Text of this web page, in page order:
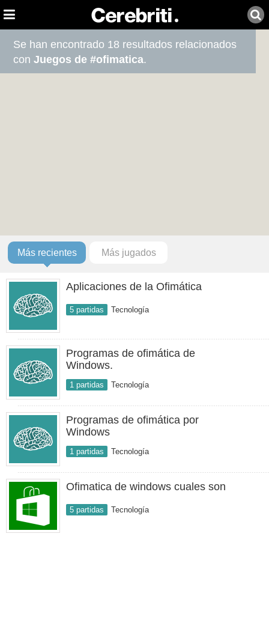
Se han encontrado 18 resultados relacionados
conJuegos de #ofimatica.
Más recientes Más jugados
Aplicaciones de la Ofimática
5 partidas Tecnología
Programas de ofimática de
Windows.
1 partidas Tecnología
Programas de ofimática por
Windows
1 partidas Tecnología
Ofimatica de windows cuales son
5 partidas Tecnología